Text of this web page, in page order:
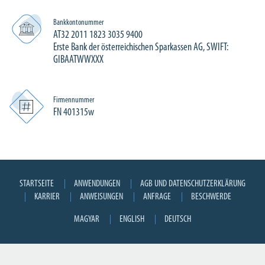
Bankkontonummer
AT32 2011 1823 3035 9400
Erste Bank der österreichischen Sparkassen AG, SWIFT:
GIBAATWWXXX
Firmennummer
FN 401315w
STARTSEITE ANWENDUNGEN
AGB UND DATENSCHUTZERKLÄRUNG
KARRIER
ANWEISUNGEN ANFRAGE BESCHWERDE
MAGYAR ENGLISH DEUTSCH